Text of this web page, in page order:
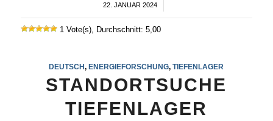
22. JANUAR 2024
/
1 Vote(s), Durchschnitt: 5,00
DEUTSCH ,ENERGIEFORSCHUNG ,TIEFENLAGER
STANDORTSUCHE
TIEFENLAGER